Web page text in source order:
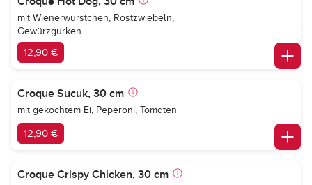
mit Wienerwürstchen, Röstzwiebeln,
Gewürzgurken
12,90 €
Croque Sucuk, 30 cm
mit gekochtem Ei, Peperoni, Tomaten
12,90 €
Croque Crispy Chicken, 30 cm